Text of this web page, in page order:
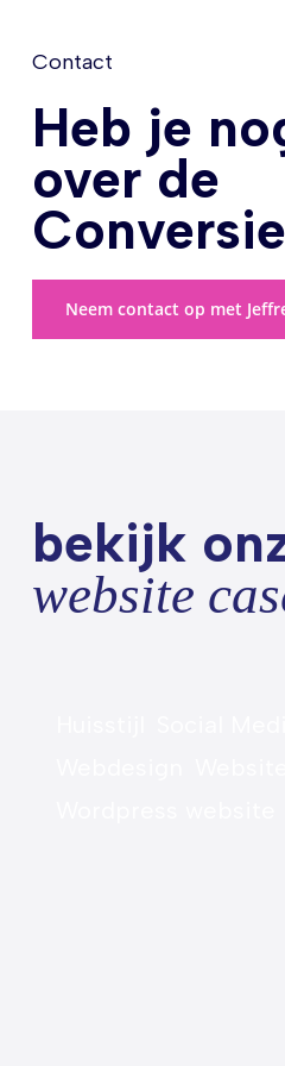
Contact
Heb je
over de
Neem contact op met
bekijk
website